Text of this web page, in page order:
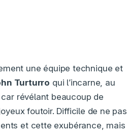
une équipe technique et
Turturro qui l’incarne, au
révélant beaucoup de
foutoir. Difficile de ne pas
et cette exubérance, mais